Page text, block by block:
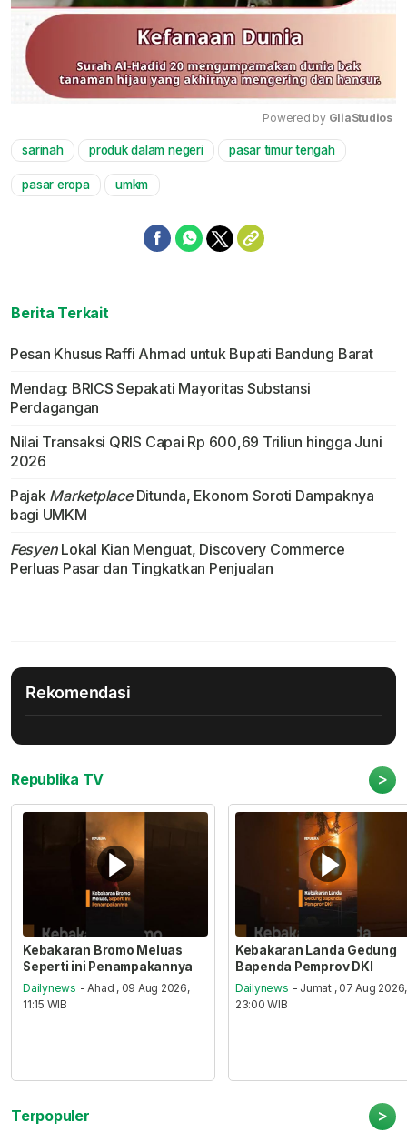
Mute
Powered by GliaStudios
sarinah produk dalam negeri pasar timur tengah
pasar eropa umkm
Berita Terkait
Pesan Khusus Raffi Ahmad untuk Bupati Bandung Barat
Mendag: BRICS Sepakati Mayoritas Substansi
Perdagangan
Nilai Transaksi QRIS Capai Rp 600,69 Triliun hingga Juni
2026
Pajak MarketplaceDitunda, Ekonom Soroti Dampaknya
bagi UMKM
FesyenLokal Kian Menguat, Discovery Commerce
Perluas Pasar dan Tingkatkan Penjualan
Rekomendasi
Republika TV >
Kebakaran Bromo Meluas
Seperti ini Penampakannya
Dailynews - Ahad , 09 Aug 2026,
11:15 WIB
Kebakaran Landa Gedung
Bapenda Pemprov DKI
Dailynews - Jumat , 07 Aug 2026,
23:00 WIB
Terpopuler >